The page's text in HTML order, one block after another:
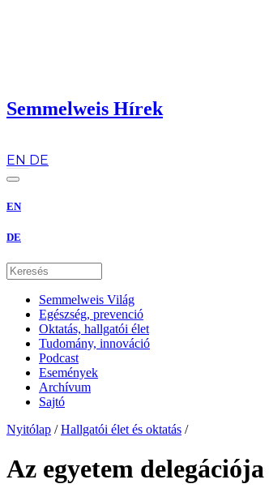
Semmelweis Hírek
EN DE
EN
DE
Semmelweis Világ
Egészség, prevenció
Oktatás, hallgatói élet
Tudomány, innováció
Podcast
Események
Archívum
Sajtó
Nyitólap / Hallgatói élet és oktatás /
Az egyetem